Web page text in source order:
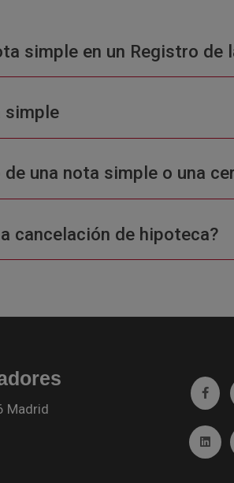
simple en un Registro de
simple
de una nota simple o una
cancelación de hipoteca?
Madrid
Ir a
Ir a